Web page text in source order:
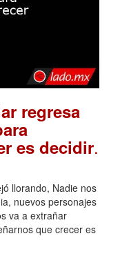
regresa
es decidir.
llorando, Nadie nos
nuevos personajes
va a extrañar
que crecer es